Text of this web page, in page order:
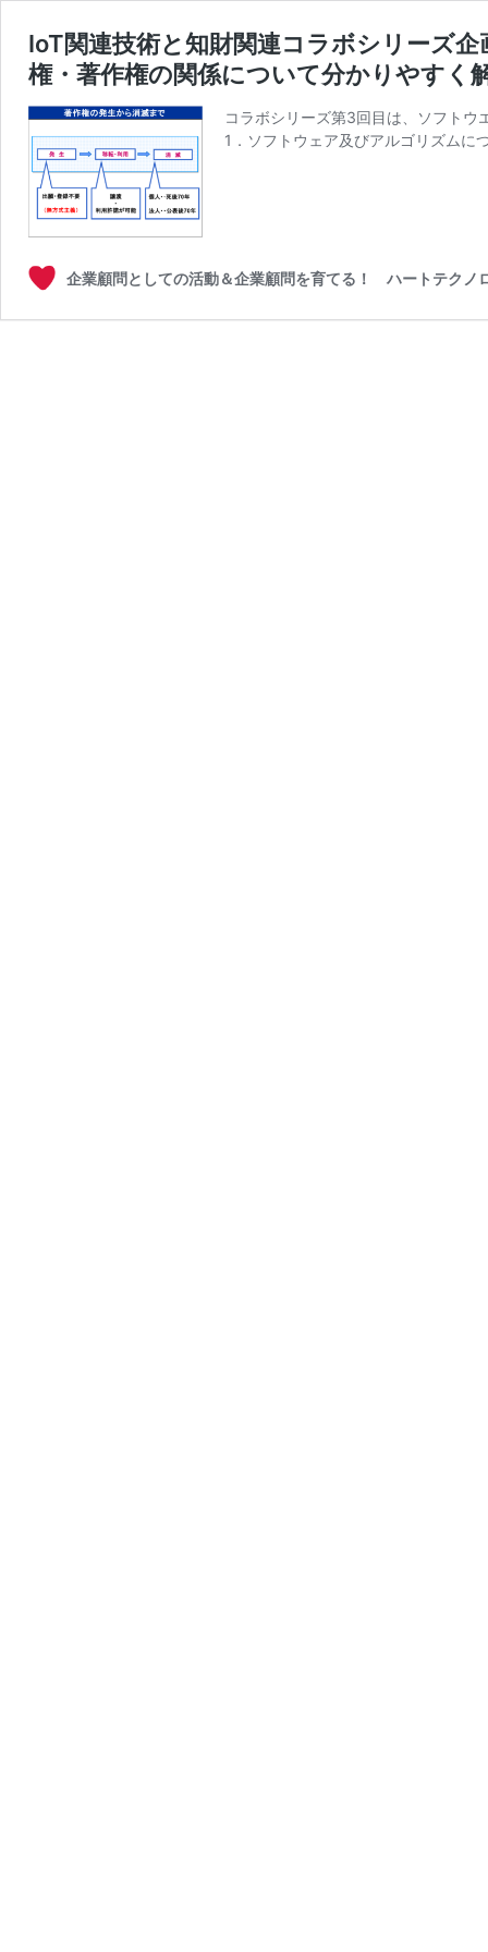
IoT関連技術と知財関連コラボシリーズ
権・著作権の関係について分かりやすく
コラボシリーズ第3回目は、ソフト
1．ソフトウェア及びアルゴリズム
企業顧問としての活動＆企業顧問を育てる！ ハートテクノ